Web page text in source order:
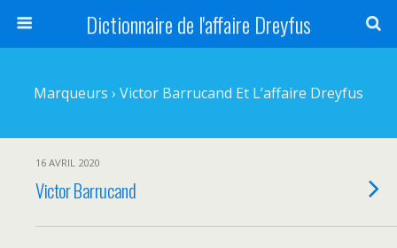
Dictionnaire de l'affaire Dreyfus
Marqueurs › Victor Barrucand Et L’affaire Dreyfus
16 AVRIL 2020
Victor Barrucand